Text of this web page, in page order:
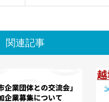
関連記事